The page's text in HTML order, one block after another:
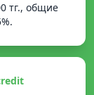
тг., общие